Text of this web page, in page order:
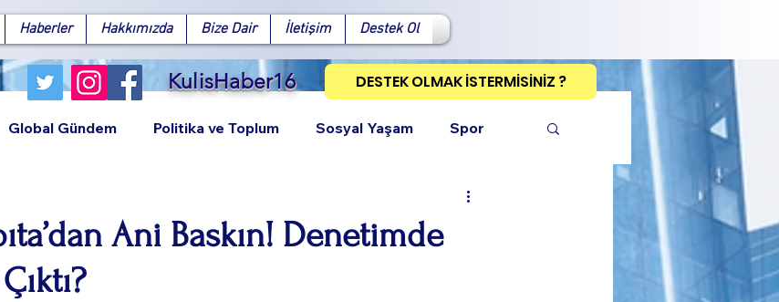
Haberler Hakkımızda Bize Dair İletişim Destek Ol
KulisHaber16 DESTEK OLMAK İSTERMİSİNİZ ?
Global Gündem Politika ve Toplum Sosyal Yaşam Spor
Ani Baskın! Denetimde